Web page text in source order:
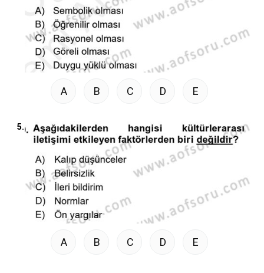
A B C D E
5.
A B C D E